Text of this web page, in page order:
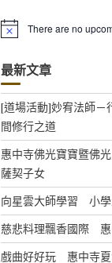
N
i
c
e
There are no
最新文章
[道場活動]妙宥法師－
間修行之道
惠中寺佛光寶寶暨佛
薩契子女
向星雲大師學習 小
慈悲料理飄香國際 惠
戲曲好好玩 惠中寺夏